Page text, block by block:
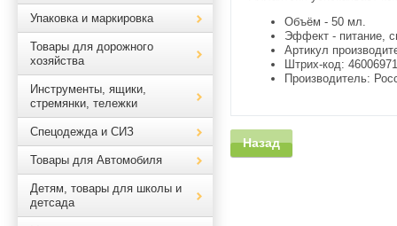
Упаковка и маркировка
Товары для дорожного
хозяйства
Инструменты, ящики,
стремянки, тележки
Спецодежда и СИЗ
Товары для Автомобиля
Детям, товары для школы и
детсада
Объём - 50 мл.
Эффект - питание,
Артикул
Штрих-код:
Производитель:
Назад